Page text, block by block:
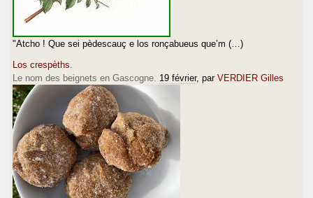
"Atcho ! Que sei pèdescauç e los ronçabueus que’m (…)
Los crespèths.
Le nom des beignets en Gascogne. 19 février, par VERDIER Gilles